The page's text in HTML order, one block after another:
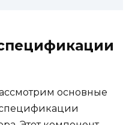
основные
спецификации